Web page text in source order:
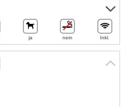
ja nein Inkl.